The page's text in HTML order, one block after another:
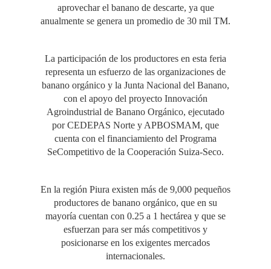
aprovechar el banano de descarte, ya que
anualmente se genera un promedio de 30 mil TM.
La participación de los productores en esta feria
representa un esfuerzo de las organizaciones de
banano orgánico y la Junta Nacional del Banano,
con el apoyo del proyecto Innovación
Agroindustrial de Banano Orgánico, ejecutado
por CEDEPAS Norte y APBOSMAM, que
cuenta con el financiamiento del Programa
SeCompetitivo de la Cooperación Suiza-Seco.
En la región Piura existen más de 9,000 pequeños
productores de banano orgánico, que en su
mayoría cuentan con 0.25 a 1 hectárea y que se
esfuerzan para ser más competitivos y
posicionarse en los exigentes mercados
internacionales.